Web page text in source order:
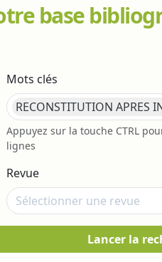
base
Mots clés
RECONSTITUTION APRES
Appuyez sur la touche CTRL
lignes
Revue
Lancer la